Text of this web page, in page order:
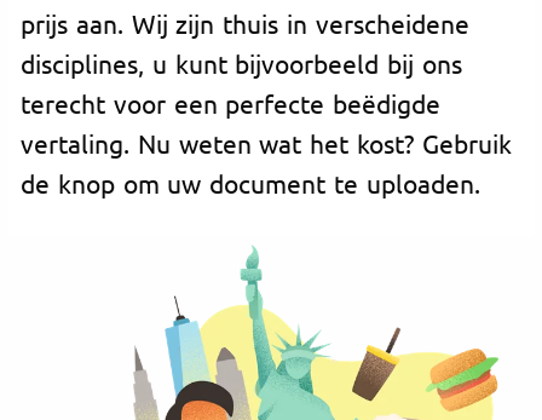
prijs aan. Wij zijn thuis in verscheidene
disciplines, u kunt bijvoorbeeld bij ons
terecht voor een perfecte beëdigde
vertaling. Nu weten wat het kost? Gebruik
de knop om uw document te uploaden.